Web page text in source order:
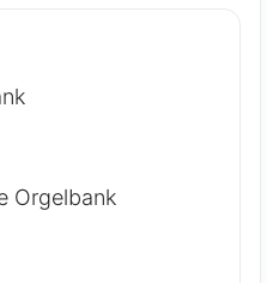
Orgelbank